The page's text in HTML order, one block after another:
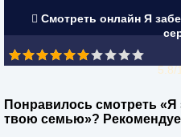
Смотреть онлайн Я
5.8/
Понравилось смотреть «Я
твою семью»?